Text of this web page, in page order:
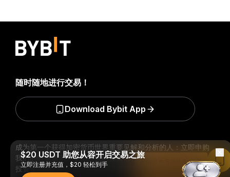
成为第一个获得加密货币世界重要见解和分析的人：立即申购
我们的时事通讯。全部形式的投资都存在风险，包括损失所有
投资金额的风险。此类活动可能不适合所有人。
随时随地进行交易！
Download Bybit App
$20 USDT 助您从容开启交易之旅
立即注册并充值，$20 轻松到手 Read in Bybit App